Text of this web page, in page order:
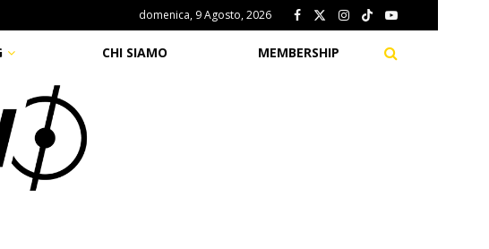
domenica, 9 Agosto, 2026
CHI SIAMO MEMBERSHIP